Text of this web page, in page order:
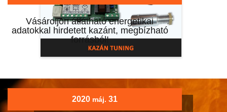
Vásároljon átlátható energetikai
adatokkal hirdetett kazánt, megbízható
forrásból!
...
2020 máj. 31